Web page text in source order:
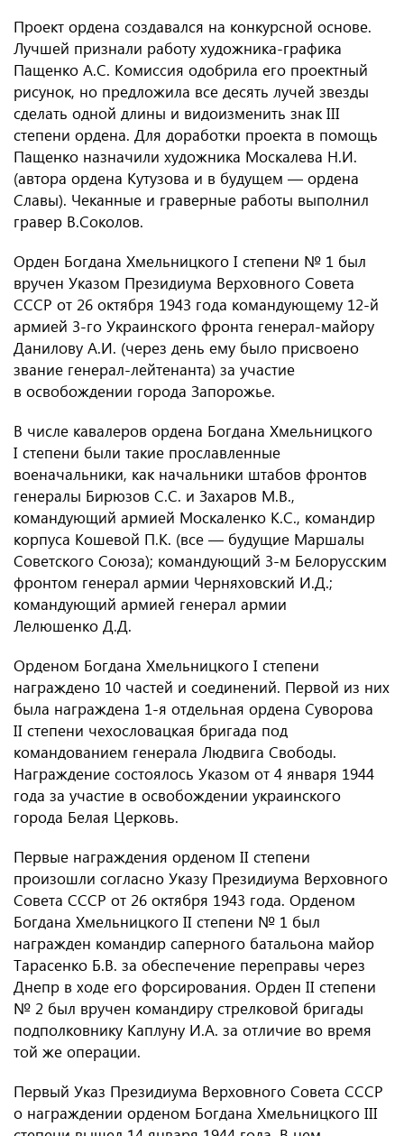
Проект ордена создавался на конкурсной основе.
Лучшей признали работу художника-графика
Пащенко А.С. Комиссия одобрила его проектный
рисунок, но предложила все десять лучей звезды
сделать одной длины и видоизменить знак III
степени ордена. Для доработки проекта в помощь
Пащенко назначили художника Москалева Н.И.
(автора ордена Кутузова и в будущем — ордена
Славы). Чеканные и граверные работы выполнил
гравер В.Соколов.
Орден Богдана Хмельницкого I степени № 1 был
вручен Указом Президиума Верховного Совета
СССР от 26 октября 1943 года командующему 12-й
армией 3-го Украинского фронта генерал-майору
Данилову А.И. (через день ему было присвоено
звание генерал-лейтенанта) за участие
в освобождении города Запорожье.
В числе кавалеров ордена Богдана Хмельницкого
I степени были такие прославленные
военачальники, как начальники штабов фронтов
генералы Бирюзов С.С. и Захаров М.В.,
командующий армией Москаленко К.С., командир
корпуса Кошевой П.К. (все — будущие Маршалы
Советского Союза); командующий 3-м Белорусским
фронтом генерал армии Черняховский И.Д.;
командующий армией генерал армии
Лелюшенко Д.Д.
Орденом Богдана Хмельницкого I степени
награждено 10 частей и соединений. Первой из них
была награждена 1-я отдельная ордена Суворова
II степени чехословацкая бригада под
командованием генерала Людвига Свободы.
Награждение состоялось Указом от 4 января 1944
года за участие в освобождении украинского
города Белая Церковь.
Первые награждения орденом II степени
произошли согласно Указу Президиума Верховного
Совета СССР от 26 октября 1943 года. Орденом
Богдана Хмельницкого II степени № 1 был
награжден командир саперного батальона майор
Тарасенко Б.В. за обеспечение переправы через
Днепр в ходе его форсирования. Орден II степени
№ 2 был вручен командиру стрелковой бригады
подполковнику Каплуну И.А. за отличие во время
той же операции.
Первый Указ Президиума Верховного Совета СССР
о награждении орденом Богдана Хмельницкого III